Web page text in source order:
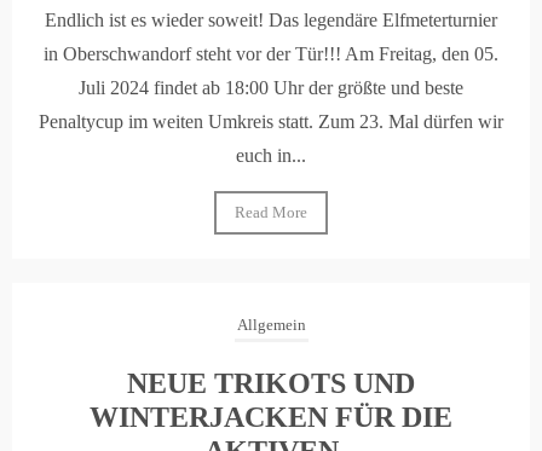
Endlich ist es wieder soweit! Das legendäre Elfmeterturnier
in Oberschwandorf steht vor der Tür!!! Am Freitag, den 05.
Juli 2024 findet ab 18:00 Uhr der größte und beste
Penaltycup im weiten Umkreis statt. Zum 23. Mal dürfen wir
euch in...
Read More
Allgemein
NEUE TRIKOTS UND
WINTERJACKEN FÜR DIE